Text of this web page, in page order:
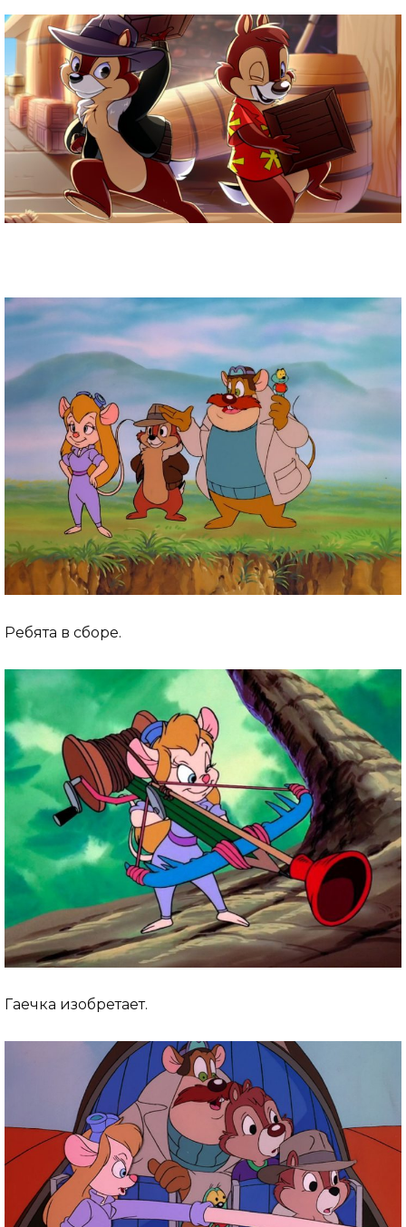
Ребята в сборе.
Гаечка изобретает.